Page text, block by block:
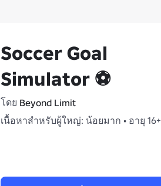
Soccer Goal
Simulator ⚽
โดย Beyond Limit
เนื้อหาสำหรับผู้ใหญ่: น้อยมาก • อายุ 16+